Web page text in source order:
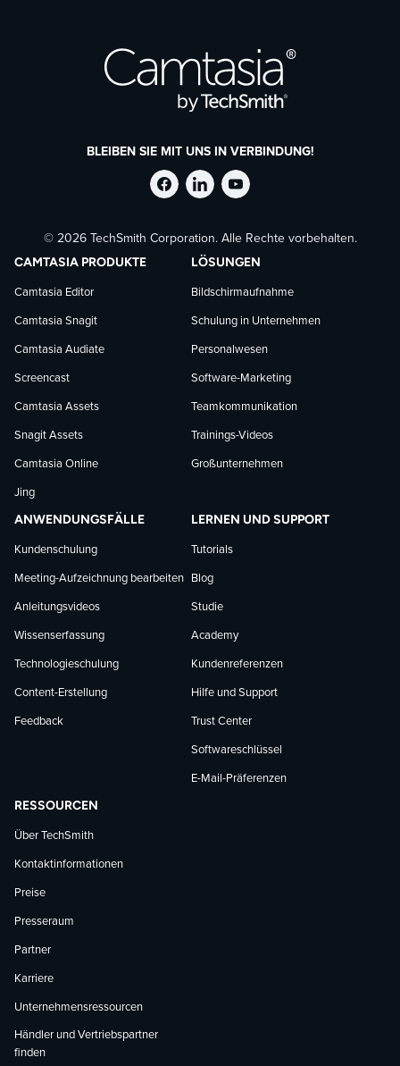
BLEIBEN SIE MIT UNS IN VERBINDUNG!
TechSmith
auf
Facebook
folgen
TechSmith
auf
LinkedIn
folgen
TechSmith
auf
YouTube
© 2026 TechSmith Corporation. Alle Rechte vorbehalten.
CAMTASIA PRODUKTE
Camtasia Editor
Camtasia Snagit
Camtasia Audiate
Screencast
Camtasia Assets
Snagit Assets
Camtasia Online
Jing
LÖSUNGEN
Bildschirmaufnahme
Schulung in Unternehmen
Personalwesen
Software-Marketing
Teamkommunikation
Trainings-Videos
Großunternehmen
ANWENDUNGSFÄLLE
Kundenschulung
Meeting-Aufzeichnung bearbeiten
Anleitungsvideos
Wissenserfassung
Technologieschulung
Content-Erstellung
Feedback
LERNEN UND SUPPORT
Tutorials
Blog
Studie
Academy
Kundenreferenzen
Hilfe und Support
Trust Center
Softwareschlüssel
E-Mail-Präferenzen
RESSOURCEN
Über TechSmith
Kontaktinformationen
Preise
Presseraum
Partner
Karriere
Unternehmensressourcen
Händler und Vertriebspartner
finden